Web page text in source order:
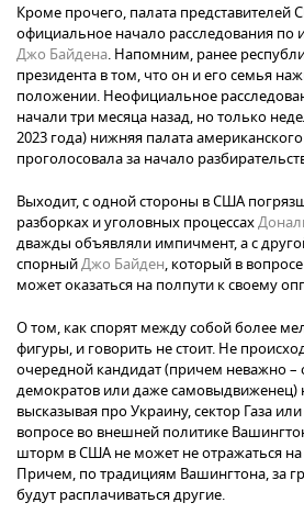
Кроме прочего, палата представителей
официальное начало расследования по
Джо Байдена. Напомним, ранее
президента в том, что он и его семья
положении. Неофициальное
начали три месяца назад, но только
2023 года) нижняя палата
проголосовала за начало
Выходит, с одной стороны в США
разборках и уголовных процессах
дважды объявляли импичмент, а с
спорныйДжо Байден, который в
может оказаться на полпути к своему
О том, как спорят между собой более
фигуры, и говорить не стоит. Не
очередной кандидат (причем неважно –
демократов или даже самовыдвиженец)
высказывая про Украину, сектор Газа
вопросе во внешней политике
шторм в США не может не отражаться на
Причем, по традициям Вашингтона, за
будут расплачиваться другие.